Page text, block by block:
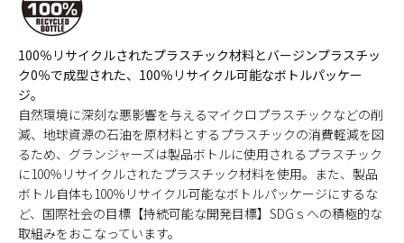
100％リサイクルされたプラスチック材料とバージンプラスチッ
ク0％で成型された、100％リサイクル可能なボトルパッケー
ジ。
自然環境に深刻な悪影響を与えるマイクロプラスチックなどの削
減、地球資源の石油を原材料とするプラスチックの消費軽減を図
るため、グランジャーズは製品ボトルに使用されるプラスチック
に100％リサイクルされたプラスチック材料を使用。また、製品
ボトル自体も100％リサイクル可能なボトルパッケージにするな
ど、国際社会の目標【持続可能な開発目標】SDGｓへの積極的な
取組みをおこなっています。